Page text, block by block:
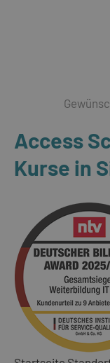
Access
Kurse in